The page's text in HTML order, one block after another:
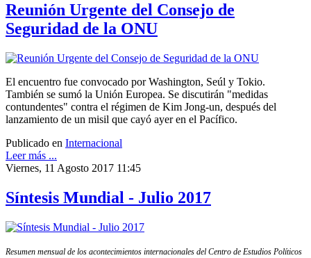
Reunión Urgente del Consejo de
Seguridad de la ONU
El encuentro fue convocado por Washington, Seúl y Tokio.
También se sumó la Unión Europea. Se discutirán "medidas
contundentes" contra el régimen de Kim Jong-un, después del
lanzamiento de un misil que cayó ayer en el Pacífico.
Publicado en Internacional
Leer más ...
Viernes, 11 Agosto 2017 11:45
Síntesis Mundial - Julio 2017
Resumen mensual de los acontecimientos internacionales del Centro de Estudios Políticos